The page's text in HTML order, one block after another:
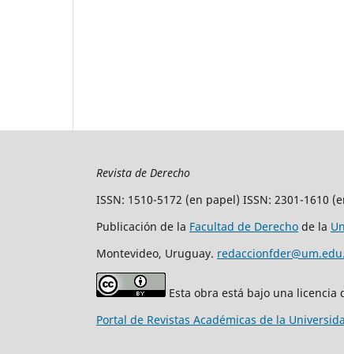
Revista de Derecho
ISSN: 1510-5172 (en papel) ISSN: 2301-1610
Publicación de la Facultad de Derecho de la
Montevideo, Uruguay.
Esta obra está bajo una licencia
Portal de Revistas Académicas de la